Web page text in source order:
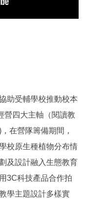
助受輔學校推動校本
營四大主軸（閱讀教
在營隊籌備期間，
校原生種植物分布情
及設計融入生態教育
3C科技產品合作拍
學主題設計多樣實